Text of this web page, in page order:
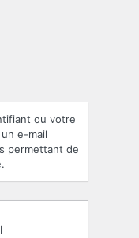
ou votre
e-mail
permettant de